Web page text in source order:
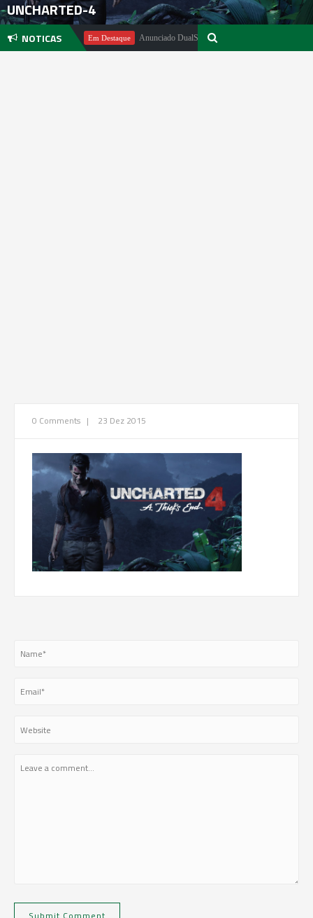
UNCHARTED-4
NOTICAS
Pachter Em Destaque Anunciado DualSense The Last of Us Limited Edition
0 Comments | 23 Dez 2015